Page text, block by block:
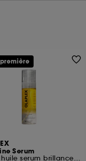
Serum
Brume huile serum brillance pour cheveux